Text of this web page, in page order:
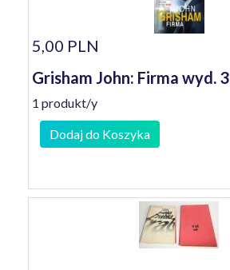
5,00 PLN
Grisham John: Firma wyd. 3
1 produkt/y
Dodaj do Koszyka